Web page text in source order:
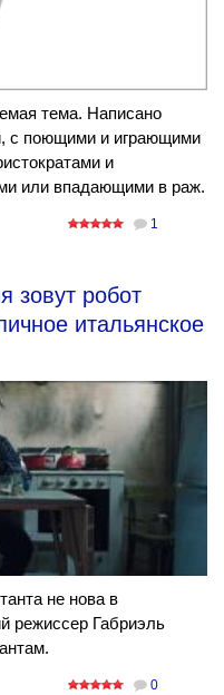
тема. Написано
с поющими и играющими
и
или впадающими в раж.
1
зовут робот
итальянское
не нова в
режиссер Габриэль
0